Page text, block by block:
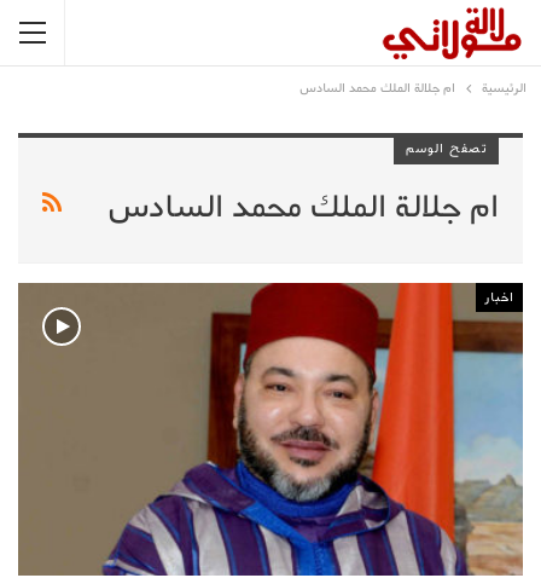
الرئيسية ام جلالة الملك محمد السادس
تصفح الوسم
ام جلالة الملك محمد السادس
اخبار